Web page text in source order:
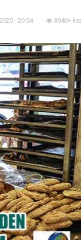
- 20:54 8940+